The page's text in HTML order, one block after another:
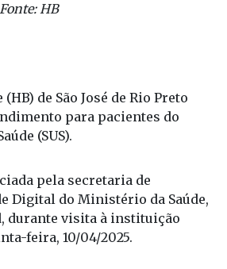
HB
de São José de Rio Preto
para pacientes do
(SUS).
pela secretaria de
Digital do Ministério da Saúde,
durante visita à instituição
feira, 10/04/2025.